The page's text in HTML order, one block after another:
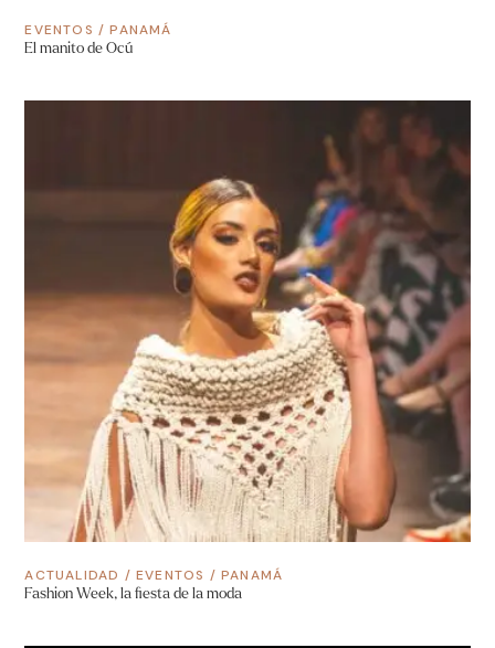
EVENTOS /PANAMÁ
El manito de Ocú
ACTUALIDAD /EVENTOS /PANAMÁ
Fashion Week, la fiesta de la moda